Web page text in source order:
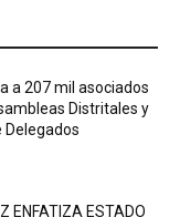
a 207 mil asociados
Distritales y
Delegados
ENFATIZA ESTADO